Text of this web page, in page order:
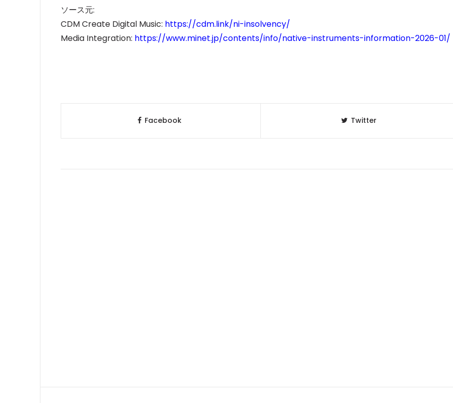
ソース元:
CDM Create Digital Music: https://cdm.link/ni-insolvency/
Media Integration: https://www.minet.jp/contents/info/native-instruments-information-2026-01/
Facebook Twitter